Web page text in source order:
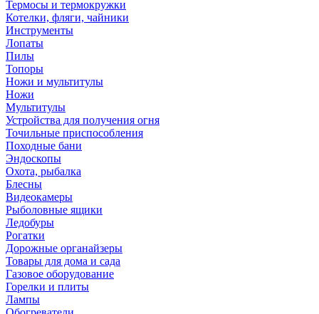
Термосы и термокружки
Котелки, фляги, чайники
Инструменты
Лопаты
Пилы
Топоры
Ножи и мультитулы
Ножи
Мультитулы
Устройства для получения огня
Точильные приспособления
Походные бани
Эндоскопы
Охота, рыбалка
Блесны
Видеокамеры
Рыболовные ящики
Ледобуры
Рогатки
Дорожные органайзеры
Товары для дома и сада
Газовое оборудование
Горелки и плиты
Лампы